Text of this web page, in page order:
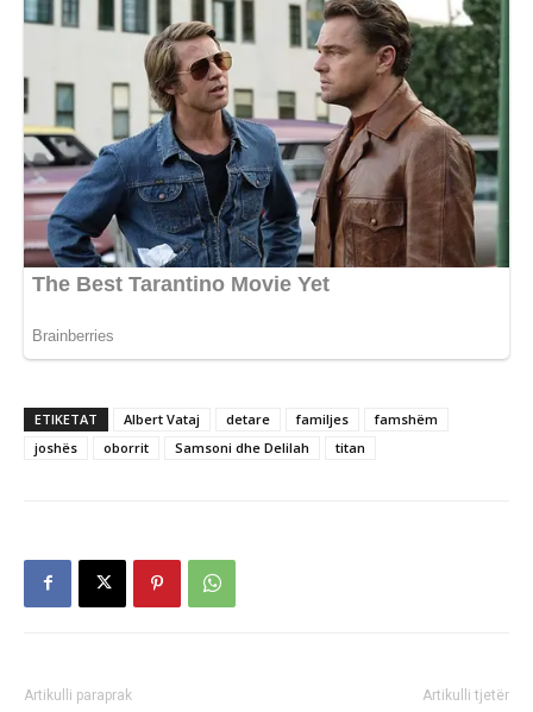
ETIKETAT Albert Vataj detare familjes
famshëm
joshës
oborrit Samsoni dhe Delilah titan
Artikulli paraprak Artikulli tjetër